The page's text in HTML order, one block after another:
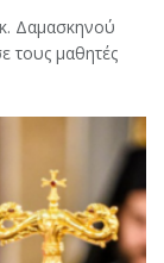
Δαμασκηνού
τους μαθητές